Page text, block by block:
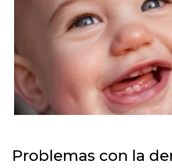
Problemas con la